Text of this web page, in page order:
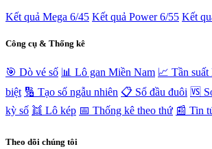
Kết quả Mega 6/45 Kết quả Power 6/55 Kết
Công cụ & Thống kê
🎯 Dò vé số 📊 Lô gan Miền Nam 📈 Tần suất
biệt 🔢 Tạo số ngẫu nhiên 📋 Sổ đầu đuôi 🆚
kỳ số 👯 Lô kép 📅 Thống kê theo thứ 📰 Tin
Theo dõi chúng tôi